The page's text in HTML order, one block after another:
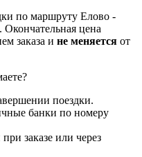
по маршруту Елово -
. Окончательная цена
заказа и не меняется от
поездки.
банки по номеру
заказе или через